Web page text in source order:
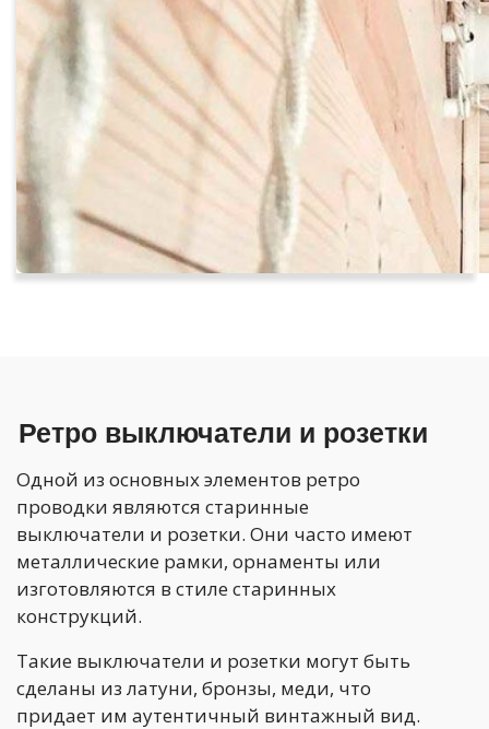
Ретро выключатели и розетки
Одной из основных элементов ретро
проводки являются старинные
выключатели и розетки. Они часто имеют
металлические рамки, орнаменты или
изготовляются в стиле старинных
конструкций.
Такие выключатели и розетки могут быть
сделаны из латуни, бронзы, меди, что
придает им аутентичный винтажный вид.